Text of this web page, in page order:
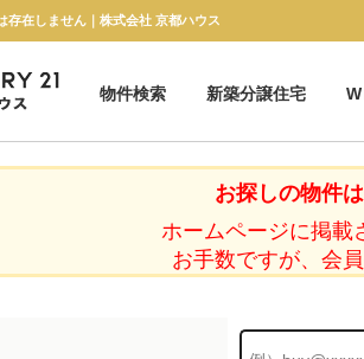
存在しません｜株式会社 京都ハウス
物件検索
新築分譲住宅
お探しの物件
ホームページに掲載
お手数ですが、会